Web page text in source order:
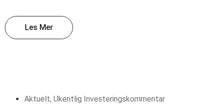
Les Mer
Aktuelt, Ukentlig Investeringskommentar